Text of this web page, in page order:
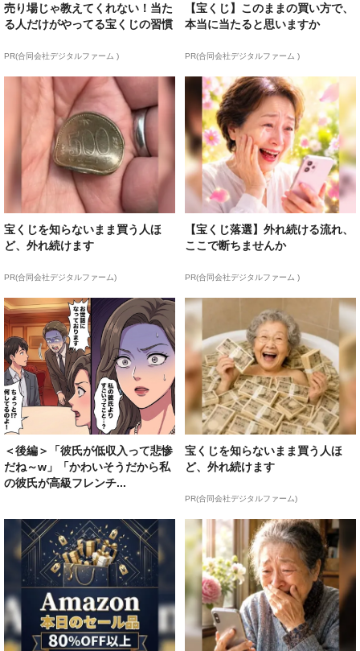
売り場じゃ教えてくれない！当た
る人だけがやってる宝くじの習慣
PR(合同会社デジタルファーム )
【宝くじ】このままの買い方で、
本当に当たると思いますか
PR(合同会社デジタルファーム )
宝くじを知らないまま買う人ほ
ど、外れ続けます
PR(合同会社デジタルファーム)
【宝くじ落選】外れ続ける流れ、
ここで断ちませんか
PR(合同会社デジタルファーム )
＜後編＞「彼氏が低収入って悲惨
だね～w」「かわいそうだから私
の彼氏が高級フレンチ...
宝くじを知らないまま買う人ほ
ど、外れ続けます
PR(合同会社デジタルファーム)